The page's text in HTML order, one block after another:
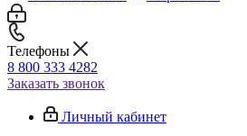
Телефоны
8 800 333 4282
Заказать звонок
Личный кабинет